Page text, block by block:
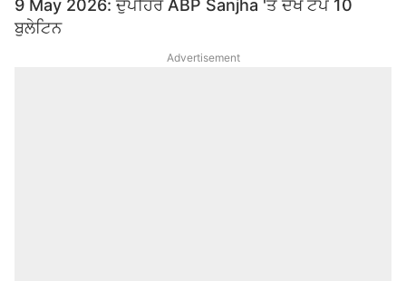
9 May 2026: ਦੁਪਹਿਰ ABP Sanjha 'ਤੇ ਦੇਖੋ ਟੌਪ 10
ਬੁਲੇਟਿਨ
Advertisement